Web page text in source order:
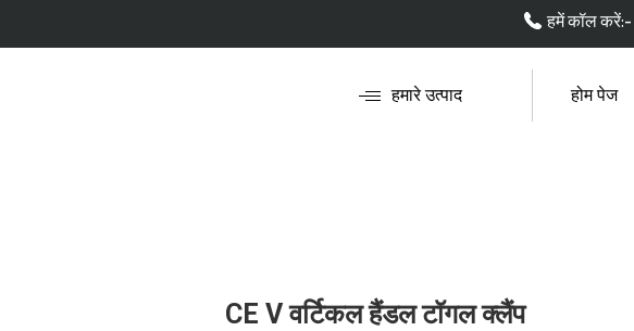
हमें कॉल करें:-
हमारे उत्पाद होम पेज
CE V वर्टिकल हैंडल टॉगल क्लैंप